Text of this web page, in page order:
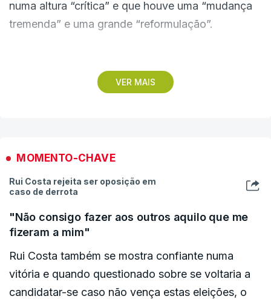
VER MAIS
numa altura “crítica” e que houve uma “mudança
tremenda” e uma grande “reformulação”.
acrescentando que “o Benfica está muito melhor
do que há quatro anos”.
expressa que o clube lutou em várias frentes na
não ganhar que perca como perdeu no ano
MOMENTO-CHAVE
Rui Costa rejeita ser oposição em
caso de derrota
"Não consigo fazer aos outros aquilo que me
fizeram a mim"
Rui Costa também se mostra confiante numa
vitória e quando questionado sobre se voltaria a
candidatar-se caso não vença estas eleições, o